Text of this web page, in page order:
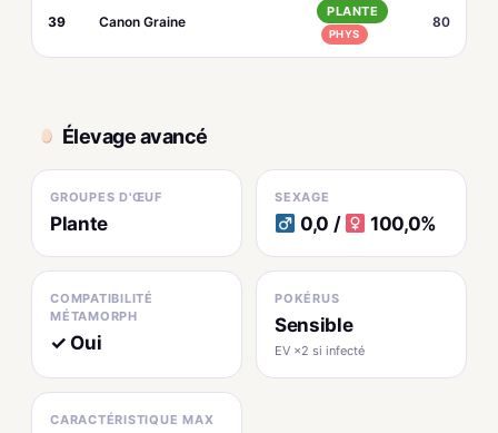
39 Canon Graine
PLANTE
PHYS
80
Élevage avancé
GROUPES D'ŒUF
Plante
SEXAGE
0,0 / 100,0%
COMPATIBILITÉ
MÉTAMORPH
✓ Oui
POKÉRUS
Sensible
EV ×2 si infecté
CARACTÉRISTIQUE MAX